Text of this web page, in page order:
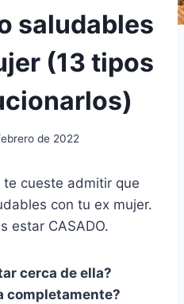
saludables
(13 tipos
de 2022
cueste admitir que
con tu ex mujer.
estar CASADO.
cerca de ella?
completamente?